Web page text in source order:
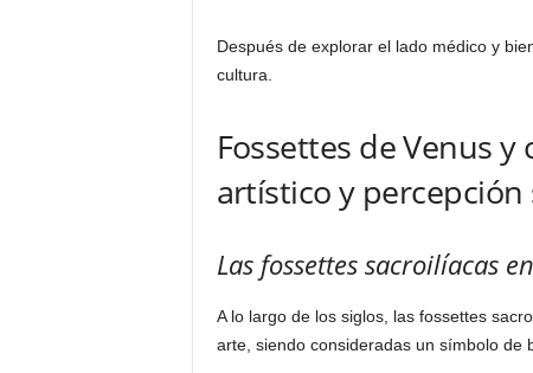
Después de explorar el lado médico y
cultura.
Fossettes de Venus
artístico y percepción
Las fossettes sacroilíacas
A lo largo de los siglos, las fossettes
arte, siendo consideradas un símbolo de